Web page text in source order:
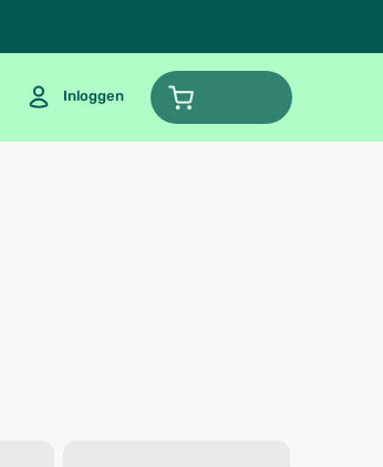
Inloggen